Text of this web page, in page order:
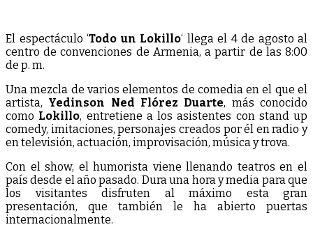
El espectáculo ‘Todo un Lokillo‘ llega el 4 de agosto al
centro de convenciones de Armenia, a partir de las 8:00
de p. m.
Una mezcla de varios elementos de comedia en el que el
artista, Yedinson Ned Flórez Duarte, más conocido
como Lokillo, entretiene a los asistentes con stand up
comedy, imitaciones, personajes creados por él en radio y
en televisión, actuación, improvisación, música y trova.
Con el show, el humorista viene llenando teatros en el
país desde el año pasado. Dura una hora y media para que
los visitantes disfruten al máximo esta gran
presentación, que también le ha abierto puertas
internacionalmente.